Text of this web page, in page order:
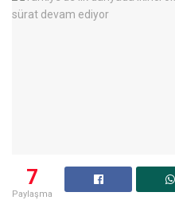
7
Paylaşma